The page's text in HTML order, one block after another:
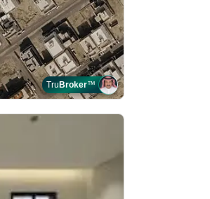
TruBroker™